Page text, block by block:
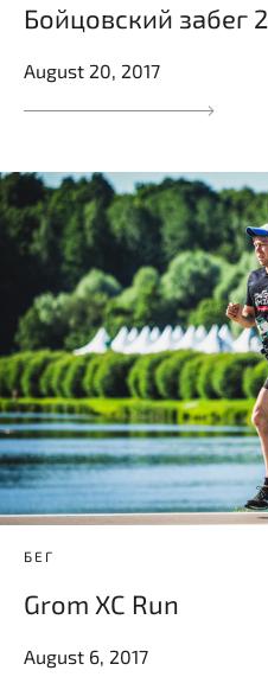
Бойцовский забег 2
August 20, 2017
БЕГ
Grom XC Run
August 6, 2017